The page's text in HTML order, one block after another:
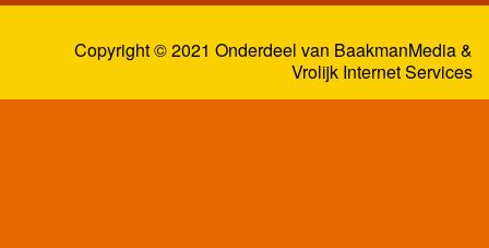
Copyright © 2021 Onderdeel van BaakmanMedia&
Vrolijk Internet Services